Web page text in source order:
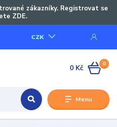
zákazníky. Registrovat se
ZDE.
Menu
CZK
0
0 Kč